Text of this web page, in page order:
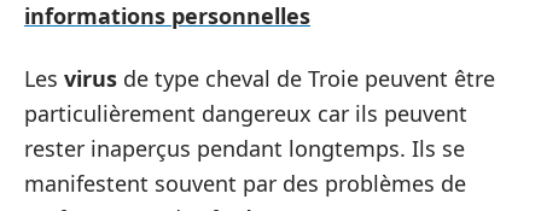
informations personnelles
Les virus de type cheval de Troie peuvent être
particulièrement dangereux car ils peuvent
rester inaperçus pendant longtemps. Ils se
manifestent souvent par des problèmes de